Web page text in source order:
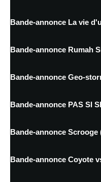
Bande-annonce La vie
Bande-annonce Rumah
Bande-annonce Geo-
Bande-annonce PAS SI
Bande-annonce Scrooge
Bande-annonce Coyote